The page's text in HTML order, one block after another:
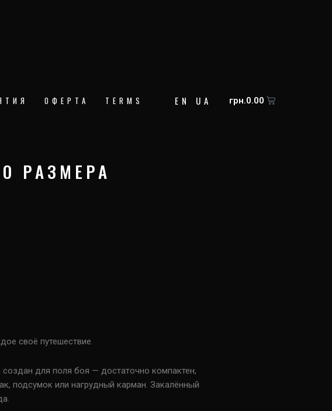
ОФЕРТА TERMS EN UA грн.0.00 Корзина
РАЗМЕРА
своё путешествие.
для поля боя — достаточно компактен,
подсумок или нагрудный карман. Закалённый